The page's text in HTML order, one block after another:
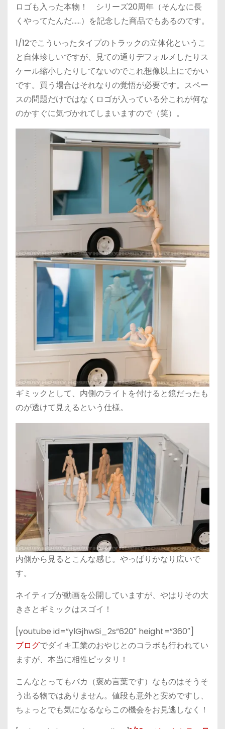
ロゴも入った本物！ シリーズ20周年（そんなに長
くやってたんだ……）を記念した商品でもあるのです。
1/12でこういったタイプのトラックの立体化というこ
と自体珍しいですが、見ての通りデフォルメしたりス
ケール縮小したりしてないのでこれ想像以上にでかい
です。買う場合はそれなりの覚悟が必要です。スペー
スの問題だけではなくロゴが入っている分これが何な
のかすぐに気づかれてしまいますので（笑）。
ギミックとして、内側のライトを付けると鏡だったも
のが透けて見えるという仕様。
内側から見るとこんな感じ。やっぱりかなり広いで
す。
ネイティブが動画を公開していますが、やはりその大
きさとギミックはスゴイ！
[youtube id=”ylGjhwSi_2s”620″ height=”360″]
ブログでダイキ工業のおやじとのコラボも行われてい
ますが、本当に相性ピッタリ！
こんなとってもバカ（褒め言葉です）なものはそうそ
う出る物ではありません。値段も意外と安めですし、
ちょっとでも気になるならこの機会をお見逃しなく！